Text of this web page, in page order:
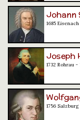
Johann
1685
Joseph
1732 Rohrau -
1756